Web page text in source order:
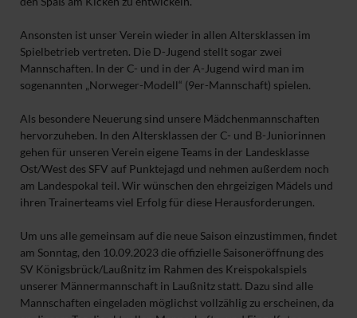
Ansonsten ist unser Verein wieder in allen Altersklassen im
Spielbetrieb vertreten. Die D-Jugend stellt sogar zwei
Mannschaften. In der C- und in der A-Jugend wird man im
sogenannten „Norweger-Modell“ (9er-Mannschaft) spielen.
Als besondere Neuerung sind unsere Mädchenmannschaften
hervorzuheben. In den Altersklassen der C- und B-Juniorinnen
gehen für unseren Verein eigene Teams in der Landesklasse
Ost/West des SFV auf Punktejagd und nehmen außerdem noch
am Landespokal teil. Wir wünschen den ehrgeizigen Mädels und
ihren Trainerteams viel Erfolg für diese Herausforderungen.
Um uns alle gemeinsam auf die neue Saison einzustimmen, findet
am Sonntag, den 10.09.2023 die offizielle Saisoneröffnung des
SV Königsbrück/Laußnitz im Rahmen des Kreispokalspiels
unserer Männermannschaft in Laußnitz statt. Dazu sind alle
Mannschaften eingeladen möglichst vollzählig zu erscheinen, da